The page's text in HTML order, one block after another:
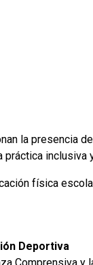
la presencia
inclusiva
física
Deportiva
Comprensiva y